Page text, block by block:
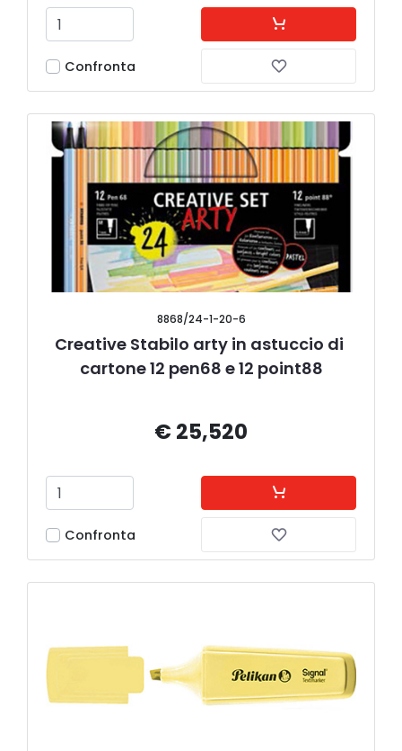
Confronta
8868/24-1-20-6
Creative Stabilo arty in astuccio di
cartone 12 pen68 e 12 point88
€ 25,520
Confronta